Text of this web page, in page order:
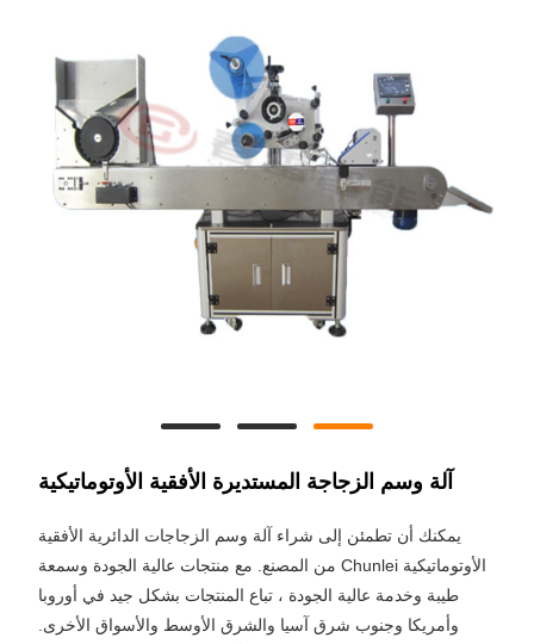
آلة وسم الزجاجة المستديرة الأفقية الأوتوماتيكية
يمكنك أن تطمئن إلى شراء آلة وسم الزجاجات الدائرية الأفقية
الأوتوماتيكية Chunlei من المصنع. مع منتجات عالية الجودة وسمعة
طيبة وخدمة عالية الجودة ، تباع المنتجات بشكل جيد في أوروبا
وأمريكا وجنوب شرق آسيا والشرق الأوسط والأسواق الأخرى.